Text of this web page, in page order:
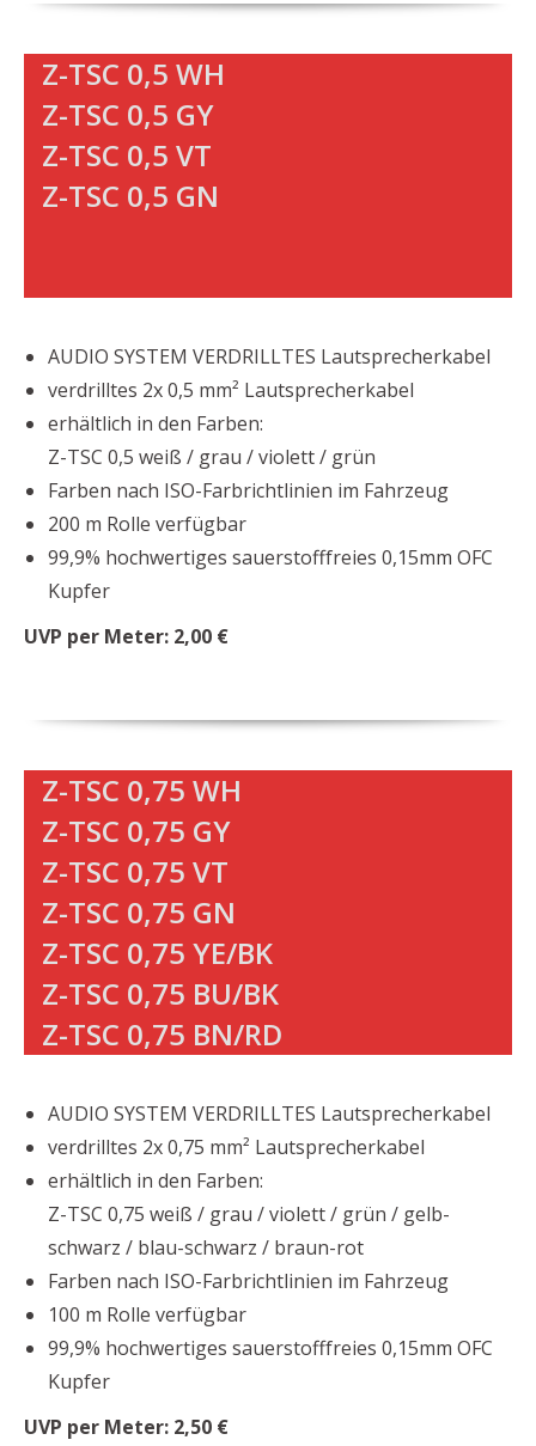
Z-TSC 0,5 WH
Z-TSC 0,5 GY
Z-TSC 0,5 VT
Z-TSC 0,5 GN
AUDIO SYSTEM VERDRILLTES Lautsprecherkabel
verdrilltes 2x 0,5 mm² Lautsprecherkabel
erhältlich in den Farben:
Z-TSC 0,5 weiß / grau / violett / grün
Farben nach ISO-Farbrichtlinien im Fahrzeug
200 m Rolle verfügbar
99,9% hochwertiges sauerstofffreies 0,15mm OFC
Kupfer
UVP per Meter: 2,00 €
Z-TSC 0,75 WH
Z-TSC 0,75 GY
Z-TSC 0,75 VT
Z-TSC 0,75 GN
Z-TSC 0,75 YE/BK
Z-TSC 0,75 BU/BK
Z-TSC 0,75 BN/RD
AUDIO SYSTEM VERDRILLTES Lautsprecherkabel
verdrilltes 2x 0,75 mm² Lautsprecherkabel
erhältlich in den Farben:
Z-TSC 0,75 weiß / grau / violett / grün / gelb-
schwarz / blau-schwarz / braun-rot
Farben nach ISO-Farbrichtlinien im Fahrzeug
100 m Rolle verfügbar
99,9% hochwertiges sauerstofffreies 0,15mm OFC
Kupfer
UVP per Meter: 2,50 €